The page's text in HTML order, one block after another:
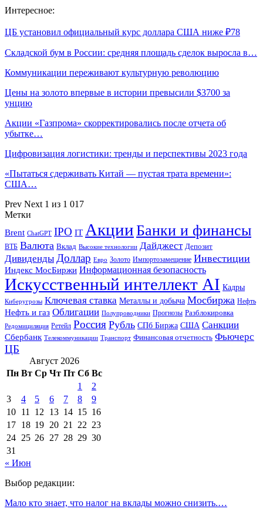
Интересное:
ЦБ установил официальный курс доллара США ниже ₽78
Складской бум в России: средняя площадь сделок выросла в…
Коммуникации переживают культурную революцию
Цены на золото впервые в истории превысили $3700 за
унцию
Акции «Газпрома» скорректировались после отчета об
убытке…
Цифровизация логистики: тренды и перспективы 2023 года
«Пытаться сдерживать Китай — пустая трата времени»:
США…
Prev Next 1 из 1 017
Метки
Brent ChatGPT IPO IT АкцииБанки и финансы
ВТБ Валюта Вклад Высокие технологии Дайджест Депозит
Дивиденды Доллар Евро Золото Импортозамещение Инвестиции
Индекс МосБиржи Информационная безопасность
Искусственный интеллект AI Кадры
Киберугрозы Ключевая ставка Металлы и добыча Мосбиржа Нефть
Нефть и газ Облигации Полупроводники Прогнозы Разблокировка
Редомициляция Ретейл Россия Рубль СПб Биржа США Санкции
Сбербанк Телекоммуникации Транспорт Финансовая отчетность Фьючерс
ЦБ
Август 2026
Пн Вт Ср Чт Пт Сб Вс
1
2
3
4 5 6 7 8
9
10 11 12 13 14 15 16
17 18 19 20 21 22 23
24 25 26 27 28 29 30
31
« Июн
Выбор редакции:
Мало кто знает, что налог на вклады можно снизить.…